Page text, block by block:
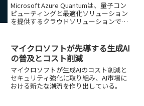
Microsoft Azure Quantumは、量子コン
ピューティングと最適化ソリューション
を提供するクラウドソリューションで
マイクロソフトが先導する生成AI
の普及とコスト削減
マイクロソフトが生成AIのコスト削減と
セキュリティ強化に取り組み、AI市場に
おける新たな潮流を作り出している。